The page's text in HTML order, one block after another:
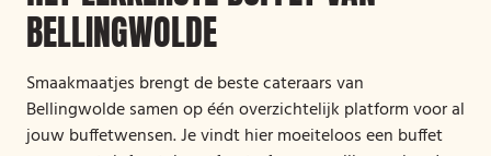
BELLINGWOLDE
Smaakmaatjes brengt de beste cateraars van
Bellingwolde samen op één overzichtelijk platform voor al
jouw buffetwensen. Je vindt hier moeiteloos een buffet